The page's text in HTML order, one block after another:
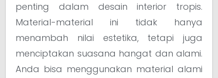
penting dalam desain interior tropis.
Material-material ini tidak hanya
menambah nilai estetika, tetapi juga
menciptakan suasana hangat dan alami.
Anda bisa menggunakan material alami